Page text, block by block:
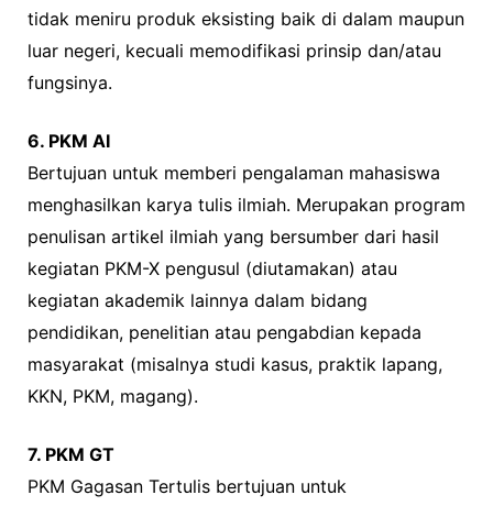
tidak meniru produk eksisting baik di dalam maupun
luar negeri, kecuali memodifikasi prinsip dan/atau
fungsinya.
6. PKM AI
Bertujuan untuk memberi pengalaman mahasiswa
menghasilkan karya tulis ilmiah. Merupakan program
penulisan artikel ilmiah yang bersumber dari hasil
kegiatan PKM-X pengusul (diutamakan) atau
kegiatan akademik lainnya dalam bidang
pendidikan, penelitian atau pengabdian kepada
masyarakat (misalnya studi kasus, praktik lapang,
KKN, PKM, magang).
7. PKM GT
PKM Gagasan Tertulis bertujuan untuk